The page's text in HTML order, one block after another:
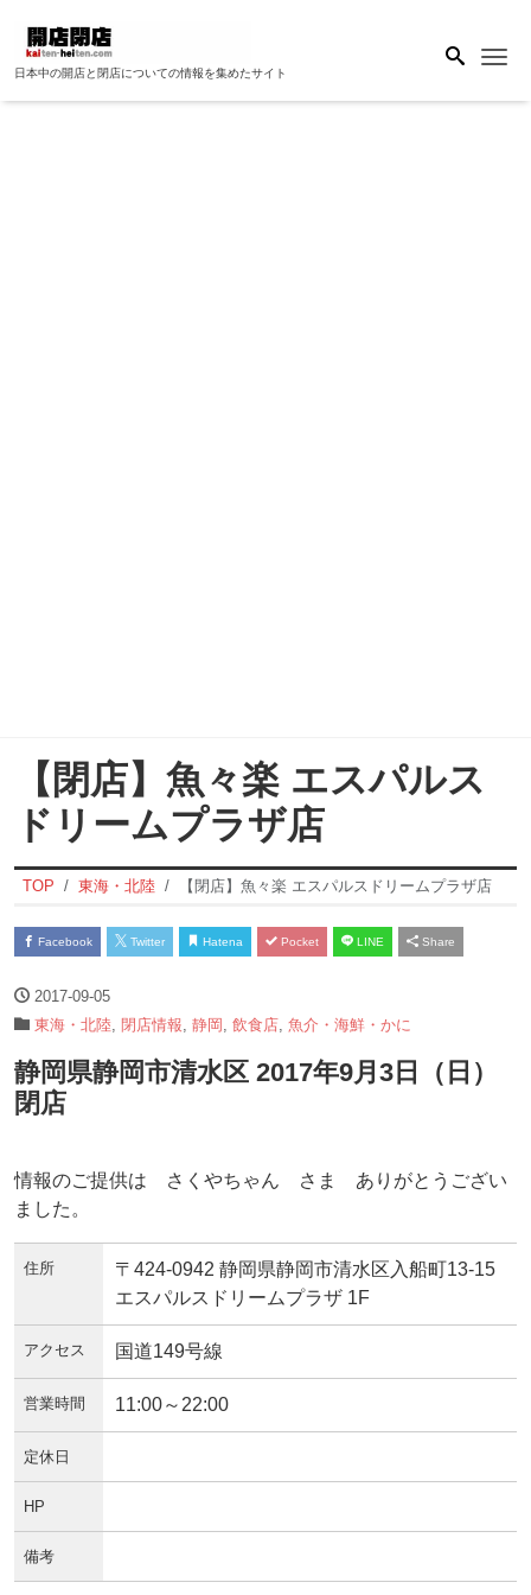
日本中の開店と閉店についての情報を集めたサイト
【閉店】魚々楽 エスパルス
ドリームプラザ店
TOP 東海・北陸 【閉店】魚々楽 エスパルスドリームプラザ店
Facebook Twitter Hatena Pocket LINE Share
2017-09-05
東海・北陸 閉店情報 静岡 飲食店 魚介・海鮮・かに
静岡県静岡市清水区 2017年9月3日（日）
閉店
情報のご提供は さくやちゃん さま ありがとうござい
ました。
住所
〒424-0942 静岡県静岡市清水区入船町13-15
エスパルスドリームプラザ 1F
アクセス 国道149号線
営業時間 11:00～22:00
定休日
HP
備考